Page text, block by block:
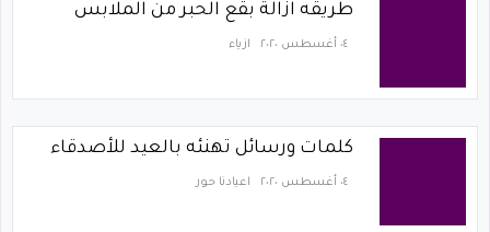
طريقه ازالة بقع الحبر من الملابس
٠٤ أغسطس ٢٠٢٠ ازياء
كلمات ورسائل تهنئه بالعيد للأصدقاء
٠٤ أغسطس ٢٠٢٠ اعيادنا حور